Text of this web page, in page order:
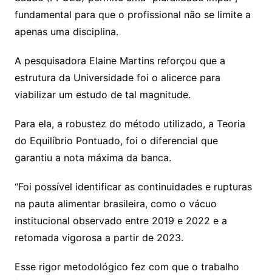
fundamental para que o profissional não se limite a
apenas uma disciplina.
A pesquisadora Elaine Martins reforçou que a
estrutura da Universidade foi o alicerce para
viabilizar um estudo de tal magnitude.
Para ela, a robustez do método utilizado, a Teoria
do Equilíbrio Pontuado, foi o diferencial que
garantiu a nota máxima da banca.
“Foi possível identificar as continuidades e rupturas
na pauta alimentar brasileira, como o vácuo
institucional observado entre 2019 e 2022 e a
retomada vigorosa a partir de 2023.
Esse rigor metodológico fez com que o trabalho